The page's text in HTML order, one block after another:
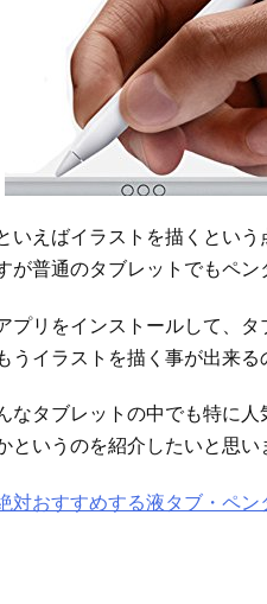
いえばイラストを描くとい
が普通のタブレットでもペ
プリをインストールして、
うイラストを描く事が出来る
なタブレットの中でも特に
というのを紹介したいと思い
対おすすめする液タブ・ペ